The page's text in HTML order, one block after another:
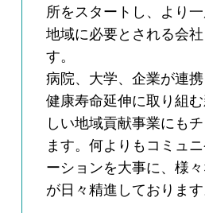
所をスタートし、より
地域に必要とされる会
す。
病院、大学、企業が連
健康寿命延伸に取り組
しい地域貢献事業にも
ます。何よりもコミュ
ーションを大事に、様
が日々精進しております